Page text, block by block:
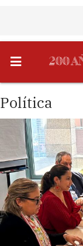
Política